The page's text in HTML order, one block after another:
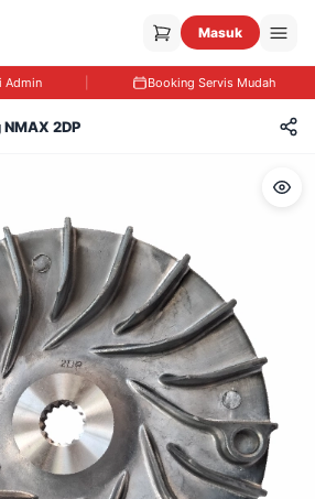
Masuk
Admin Booking Servis Mudah
2DP